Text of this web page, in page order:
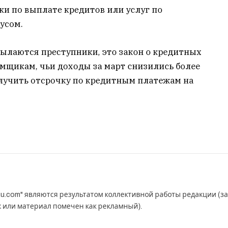
по выплате кредитов или услуг по
преступники, это закон о кредитных
чьи доходы за март снизились более
отсрочку по кредитным платежам на
являются результатом коллективной работы редакции (за
или материал помечен как рекламный).